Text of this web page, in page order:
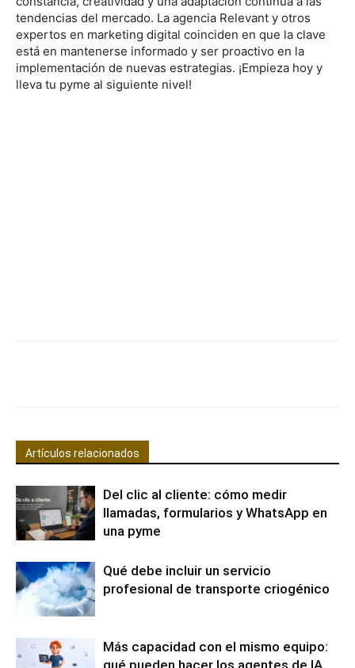
tendencias del mercado. La agencia Relevant y otros
expertos en marketing digital coinciden en que la clave
está en mantenerse informado y ser proactivo en la
implementación de nuevas estrategias. ¡Empieza hoy y
lleva tu pyme al siguiente nivel!
Artículos relacionados
Del clic al cliente: cómo medir
llamadas, formularios y WhatsApp en
una pyme
Qué debe incluir un servicio
profesional de transporte criogénico
Más capacidad con el mismo equipo:
qué pueden hacer los agentes de IA